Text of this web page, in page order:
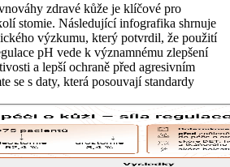
zdravé kůže je klíčové pro
stomie. Následující infografika shrnuje
výzkumu, který potvrdil, že použití
pH vede k významnému zlepšení
a lepší ochraně před agresivním
se s daty, která posouvají standardy